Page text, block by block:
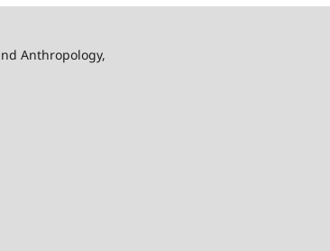
Anthropology,